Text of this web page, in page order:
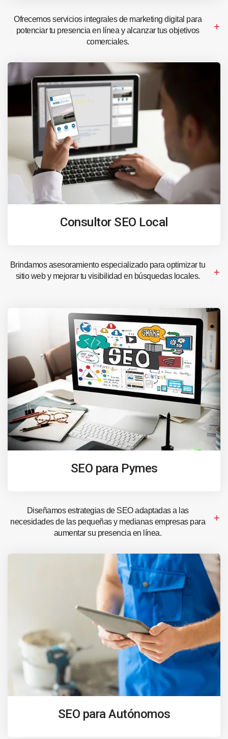
Ofrecemos servicios integrales de marketing digital para
potenciar tu presencia en línea y alcanzar tus objetivos
comerciales.
Consultor SEO Local
Brindamos asesoramiento especializado para optimizar tu
sitio web y mejorar tu visibilidad en búsquedas locales.
SEO para Pymes
Diseñamos estrategias de SEO adaptadas a las
necesidades de las pequeñas y medianas empresas para
aumentar su presencia en línea.
SEO para Autónomos